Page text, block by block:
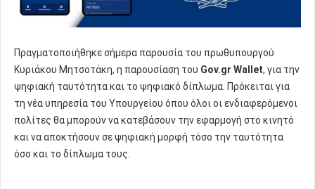
Πραγματοποιήθηκε σήμερα παρουσία του πρωθυπουργού
Κυριάκου Μητσοτάκη, η παρουσίαση του Gov.gr Wallet, για την
ψηφιακή ταυτότητα και το ψηφιακό δίπλωμα. Πρόκειται για
τη νέα υπηρεσία του Υπουργείου όπου όλοι οι ενδιαφερόμενοι
πολίτες θα μπορούν να κατεβάσουν την εφαρμογή στο κινητό
και να αποκτήσουν σε ψηφιακή μορφή τόσο την ταυτότητα
όσο και το δίπλωμα τους.